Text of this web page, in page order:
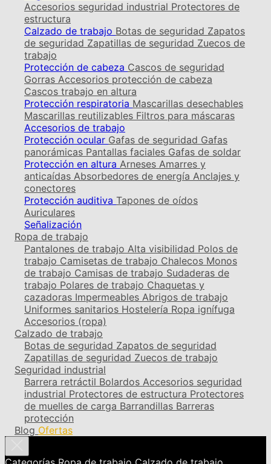
Accesorios seguridad industrial Protectores de
estructura
Calzado de trabajo Botas de seguridad Zapatos
de seguridad Zapatillas de seguridad Zuecos de
trabajo
Protección de cabeza Cascos de seguridad
Gorras Accesorios protección de cabeza
Cascos trabajo en altura
Protección respiratoria Mascarillas desechables
Mascarillas reutilizables Filtros para máscaras
Accesorios de trabajo
Protección ocular Gafas de seguridad Gafas
panorámicas Pantallas faciales Gafas de soldar
Protección en altura Arneses Amarres y
anticaídas Absorbedores de energía Anclajes y
conectores
Protección auditiva Tapones de oídos
Auriculares
Señalización
Ropa de trabajo
Pantalones de trabajo Alta visibilidad Polos de
trabajo Camisetas de trabajo Chalecos Monos
de trabajo Camisas de trabajo Sudaderas de
trabajo Polares de trabajo Chaquetas y
cazadoras Impermeables Abrigos de trabajo
Uniformes sanitarios Hostelería Ropa ignífuga
Accesorios (ropa)
Calzado de trabajo
Botas de seguridad Zapatos de seguridad
Zapatillas de seguridad Zuecos de trabajo
Seguridad industrial
Barrera retráctil Bolardos Accesorios seguridad
industrial Protectores de estructura Protectores
de muelles de carga Barrandillas Barreras
protección
Blog Ofertas